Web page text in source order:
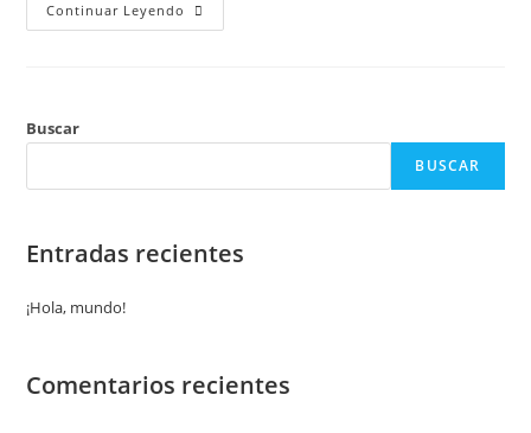
Continuar Leyendo
Buscar
BUSCAR
Entradas recientes
¡Hola, mundo!
Comentarios recientes